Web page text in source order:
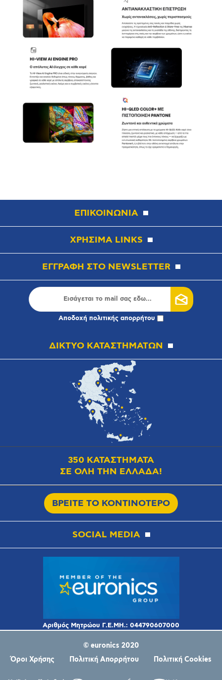
ΕΠΙΚΟΙΝΩΝΙΑ
ΧΡΗΣΙΜΑ LINKS
ΕΓΓΡΑΦΗ ΣΤΟ NEWSLETTER
Αποδοχή πολιτικής απορρήτου
ΔΙΚΤΥΟ ΚΑΤΑΣΤΗΜΑΤΩΝ
350 ΚΑΤΑΣΤΗΜΑΤΑ
ΣΕ ΟΛΗ ΤΗΝ ΕΛΛΑΔΑ!
ΒΡΕΙΤΕ ΤΟ ΚΟΝΤΙΝΟΤΕΡΟ
SOCIAL MEDIA
© euronics 2020
Όροι Χρήσης
Πολιτική Απορρήτου Πολιτική Cookies